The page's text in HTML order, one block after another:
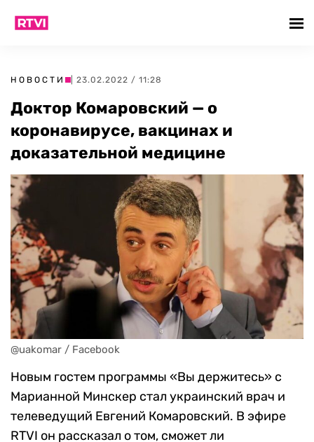
НОВОСТИ | 23.02.2022 / 11:28
Доктор Комаровский — о
коронавирусе, вакцинах и
доказательной медицине
@uakomar / Facebook
Новым гостем программы «Вы держитесь» с
Марианной Минскер стал украинский врач и
телеведущий Евгений Комаровский. В эфире
RTVI он рассказал о том, сможет ли